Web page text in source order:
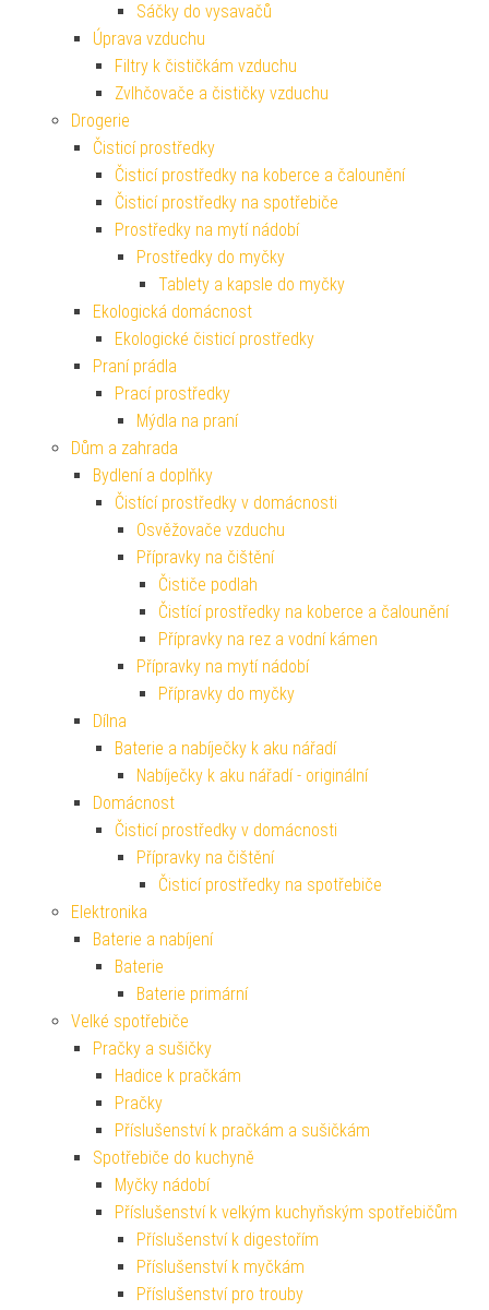
Sáčky do vysavačů
Úprava vzduchu
Filtry k čističkám vzduchu
Zvlhčovače a čističky vzduchu
Drogerie
Čisticí prostředky
Čisticí prostředky na koberce a čalounění
Čisticí prostředky na spotřebiče
Prostředky na mytí nádobí
Prostředky do myčky
Tablety a kapsle do myčky
Ekologická domácnost
Ekologické čisticí prostředky
Praní prádla
Prací prostředky
Mýdla na praní
Dům a zahrada
Bydlení a doplňky
Čistící prostředky v domácnosti
Osvěžovače vzduchu
Přípravky na čištění
Čističe podlah
Čistící prostředky na koberce a čalounění
Přípravky na rez a vodní kámen
Přípravky na mytí nádobí
Přípravky do myčky
Dílna
Baterie a nabíječky k aku nářadí
Nabíječky k aku nářadí - originální
Domácnost
Čisticí prostředky v domácnosti
Přípravky na čištění
Čisticí prostředky na spotřebiče
Elektronika
Baterie a nabíjení
Baterie
Baterie primární
Velké spotřebiče
Pračky a sušičky
Hadice k pračkám
Pračky
Příslušenství k pračkám a sušičkám
Spotřebiče do kuchyně
Myčky nádobí
Příslušenství k velkým kuchyňským spotřebičům
Příslušenství k digestořím
Příslušenství k myčkám
Příslušenství pro trouby